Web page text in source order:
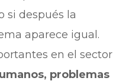
si después la
aparece igual.
en el sector
problemas